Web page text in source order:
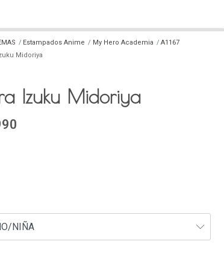
Estampados Anime My Hero Academia
A1167
Midoriya
Izuku Midoriya